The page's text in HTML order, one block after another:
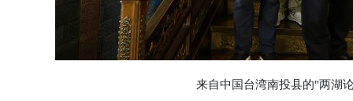
来自中国台湾南投县的"两湖论